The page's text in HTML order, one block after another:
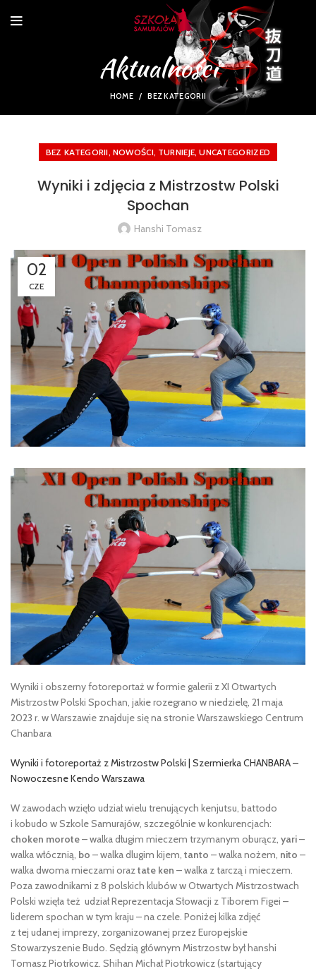
Aktualności
HOME BEZ KATEGORII
BEZ KATEGORII, NOWOŚCI, TURNIEJE,UNCATEGORIZED
Wyniki i zdjęcia z Mistrzostw Polski
Spochan
Hanshi Tomasz
02
CZE
Wyniki i obszerny fotoreportaż w formie galerii z XI Otwartych
Mistrzostw Polski Spochan, jakie rozegrano w niedzielę, 21 maja
2023 r. w Warszawie znajduje się na stronie Warszawskiego Centrum
Chanbara
Wyniki i fotoreportaż z Mistrzostw Polski | Szermierka CHANBARA –
Nowoczesne Kendo Warszawa
W zawodach wzięło udział wielu trenujących kenjutsu, battodo
i kobudo w Szkole Samurajów, szczególnie w konkurencjach:
choken morote– walka długim mieczem trzymanym oburącz, yari–
walka włócznią, bo – walka dlugim kijem, tanto – walka nożem, nito –
walka dwoma mieczami oraztate ken – walka z tarczą i mieczem.
Poza zawodnikami z 8 polskich klubów w Otwartych Mistrzostwach
Polski wzięła też udział Reprezentacja Słowacji z Tiborem Figei –
liderem spochan w tym kraju – na czele. Poniżej kilka zdjęć
z tej udanej imprezy, zorganizowanej przez Europejskie
Stowarzyszenie Budo. Sędzią głównym Mistrzostw był hanshi
Tomasz Piotrkowicz. Shihan Michał Piotrkowicz (startujący